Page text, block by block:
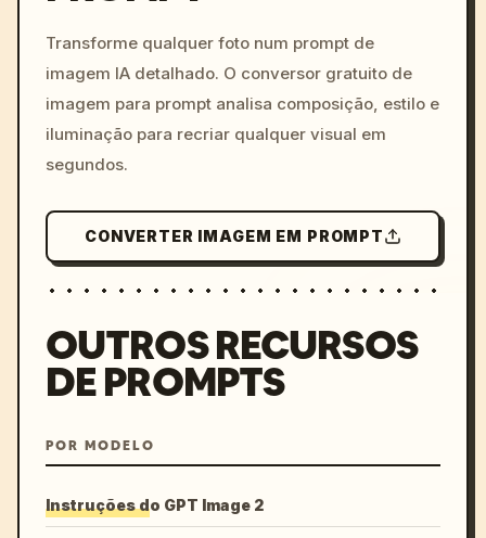
colors, 8k --v 6.0
Transforme qualquer foto num prompt de
imagem IA detalhado. O conversor gratuito de
imagem para prompt analisa composição, estilo e
iluminação para recriar qualquer visual em
segundos.
CONVERTER IMAGEM EM PROMPT
OUTROS RECURSOS
DE PROMPTS
POR MODELO
Instruções do GPT Image 2